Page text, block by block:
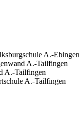
A.-Ebingen
A.-Tailfingen
A.-Tailfingen
A.-Tailfingen